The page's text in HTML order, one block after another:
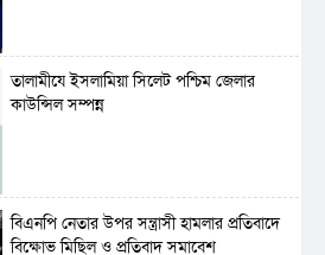
‎তালামীযে ইসলামিয়া সিলেট পশ্চিম জেলার
কাউন্সিল সম্পন্ন
বিএনপি নেতার উপর সন্ত্রাসী হামলার প্রতিবাদে
বিক্ষোভ মিছিল ও প্রতিবাদ সমাবেশ